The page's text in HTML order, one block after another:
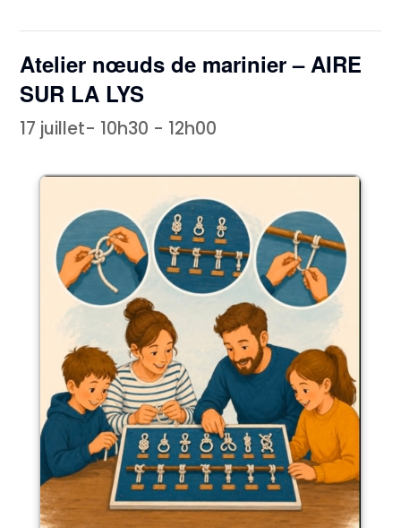
Atelier nœuds de marinier – AIRE
SUR LA LYS
17 juillet- 10h30 - 12h00